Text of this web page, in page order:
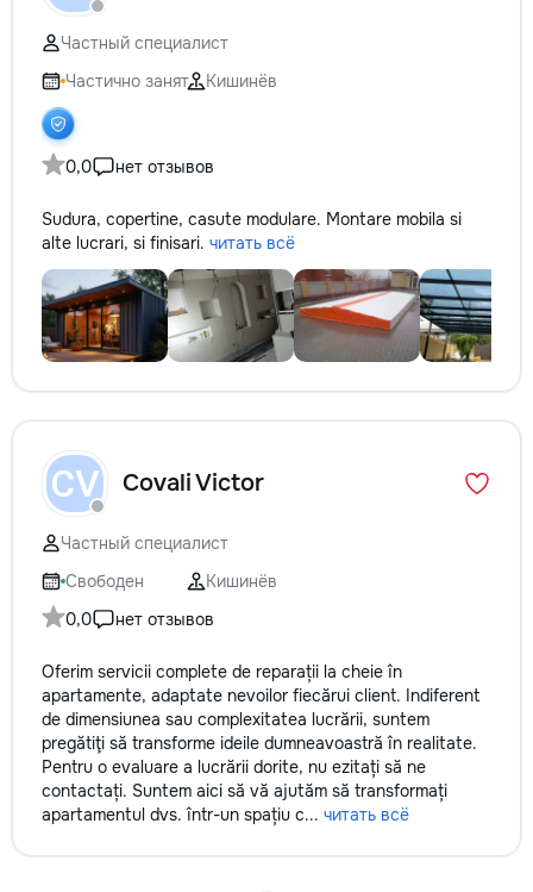
не включается? Не спешите
покупать новую! Спасем ваш
бюджет.
Частный специалист
Частично занят
Кишинёв
0,0 нет отзывов
Sudura, copertine, casute modulare. Montare mobila si
alte lucrari, si finisari. читать всё
CV Covali Victor
Частный специалист
Свободен
Кишинёв
0,0
нет отзывов
Oferim servicii complete de reparații la cheie în
apartamente, adaptate nevoilor fiecărui client. Indiferent
de dimensiunea sau complexitatea lucrării, suntem
pregătiţi să transforme ideile dumneavoastră în realitate.
Pentru o evaluare a lucrării dorite, nu ezitați să ne
contactați. Suntem aici să vă ajutăm să transformați
apartamentul dvs. într-un spațiu c... читать всё